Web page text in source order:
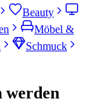
Beauty
Möbel &
Schmuck
werden